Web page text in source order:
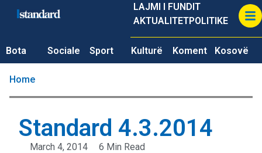
LAJMI I FUNDIT
AKTUALITETPOLITIKE
Bota Sociale Sport Kulturë Koment Kosovë
Home
Standard 4.3.2014
March 4, 2014 6 Min Read